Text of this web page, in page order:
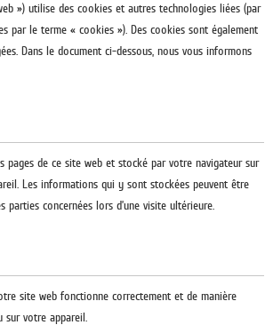
») utilise des cookies et autres technologies liées (par
par le terme « cookies »). Des cookies sont également
Dans le document ci-dessous, nous vous informons
de ce site web et stocké par votre navigateur sur
Les informations qui y sont stockées peuvent être
concernées lors d’une visite ultérieure.
site web fonctionne correctement et de manière
sur votre appareil.